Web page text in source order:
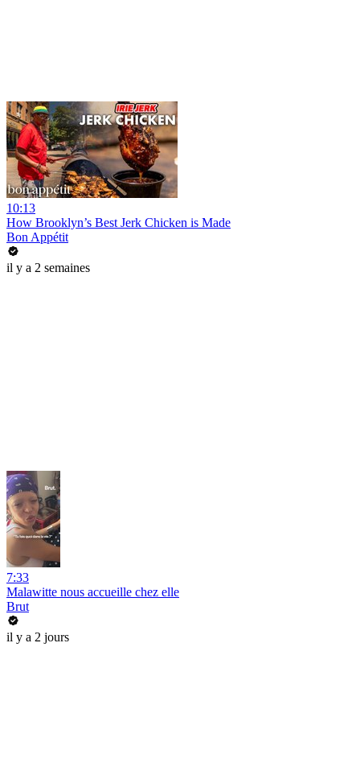
10:13
How Brooklyn’s Best Jerk Chicken is Made
Bon Appétit
il y a 2 semaines
7:33
Malawitte nous accueille chez elle
Brut
il y a 2 jours